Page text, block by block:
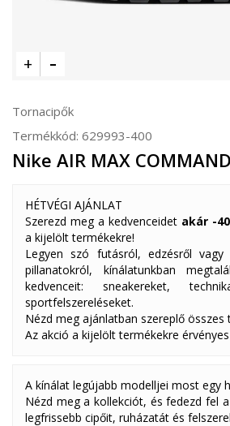
Tornacipők
Termékkód: 629993-400
Nike AIR MAX COMMAND
HÉTVÉGI AJÁNLAT
Szerezd meg a kedvenceidet akár -
a kijelölt termékekre!
Legyen szó futásról, edzésről
pillanatokról, kínálatunkban
kedvenceit: sneakereket,
sportfelszereléseket.
Nézd meg ajánlatban szereplő összes
Az akció a kijelölt termékekre
A kínálat legújabb modelljei most egy
Nézd meg a kollekciót, és fedezd fel
legfrissebb cipőit, ruházatát és